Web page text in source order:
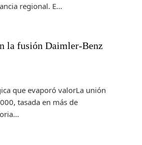
regional. E...
la fusión Daimler-Benz
que evaporó valorLa unión
tasada en más de